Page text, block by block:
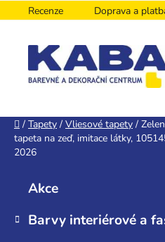
na
Recenze Doprava a
Domů
/ Tapety / Vliesové tapety /
tapeta na zeď, imitace látky,
2026
kategorieAkce
Barvy interiérové a